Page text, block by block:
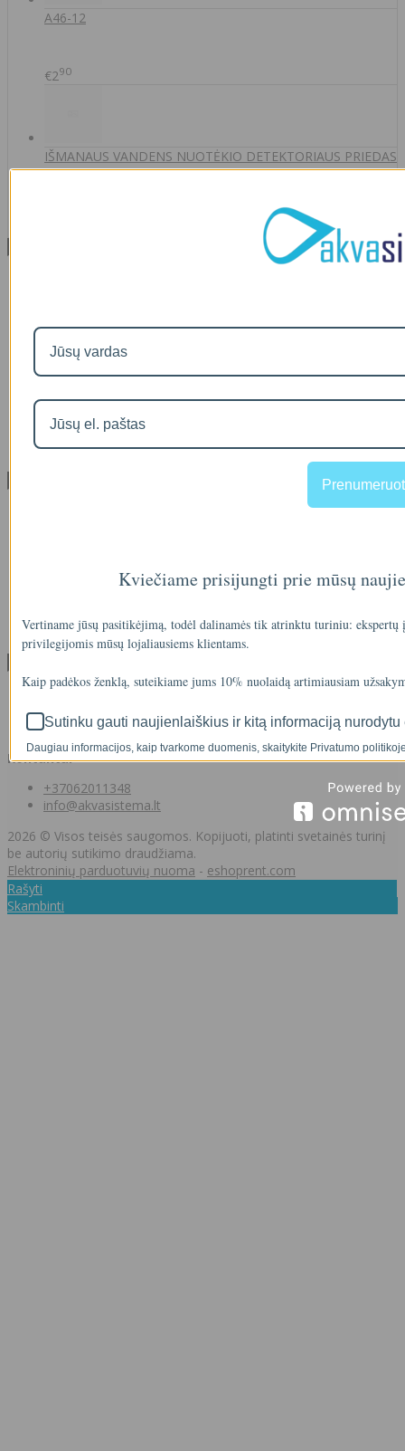
A46-12
€290
IŠMANAUS VANDENS NUOTĖKIO DETEKTORIAUS PRIEDAS
SOM GUARD
Apsipirkimo sąlygos ir taisyklės
Garantijos
NEMOKAMI VANDENS TYRIMAI
Privatumo politika
Atsiskaitymas IŠSIMOKĖTINAI
NAUJIENOS
Facebook konkursų sąlygos
Informacija pagal BDAR
Partnerystės programa
Kontaktai
Klientams
Užsakymų istorija
Norų sąrašas
Kontaktai
+37062011348
info@akvasistema.lt
2026 © Visos teisės saugomos. Kopijuoti, platinti svetainės turinį
be autorių sutikimo draudžiama.
Elektroninių parduotuvių nuoma - eshoprent.com
Rašyti
Skambinti
Kviečiame prisijungti prie mūsų
Vertiname jūsų pasitikėjimą, todėl dalinamės tik atrinktu turiniu:
privilegijomis mūsų lojaliausiems klientams.
Kaip padėkos ženklą, suteikiame jums 10% nuolaidą artimiausiam
Sutinku gauti naujienlaiškius ir kitą informaciją
Daugiau informacijos, kaip tvarkome duomenis, skaitykite Privatumo